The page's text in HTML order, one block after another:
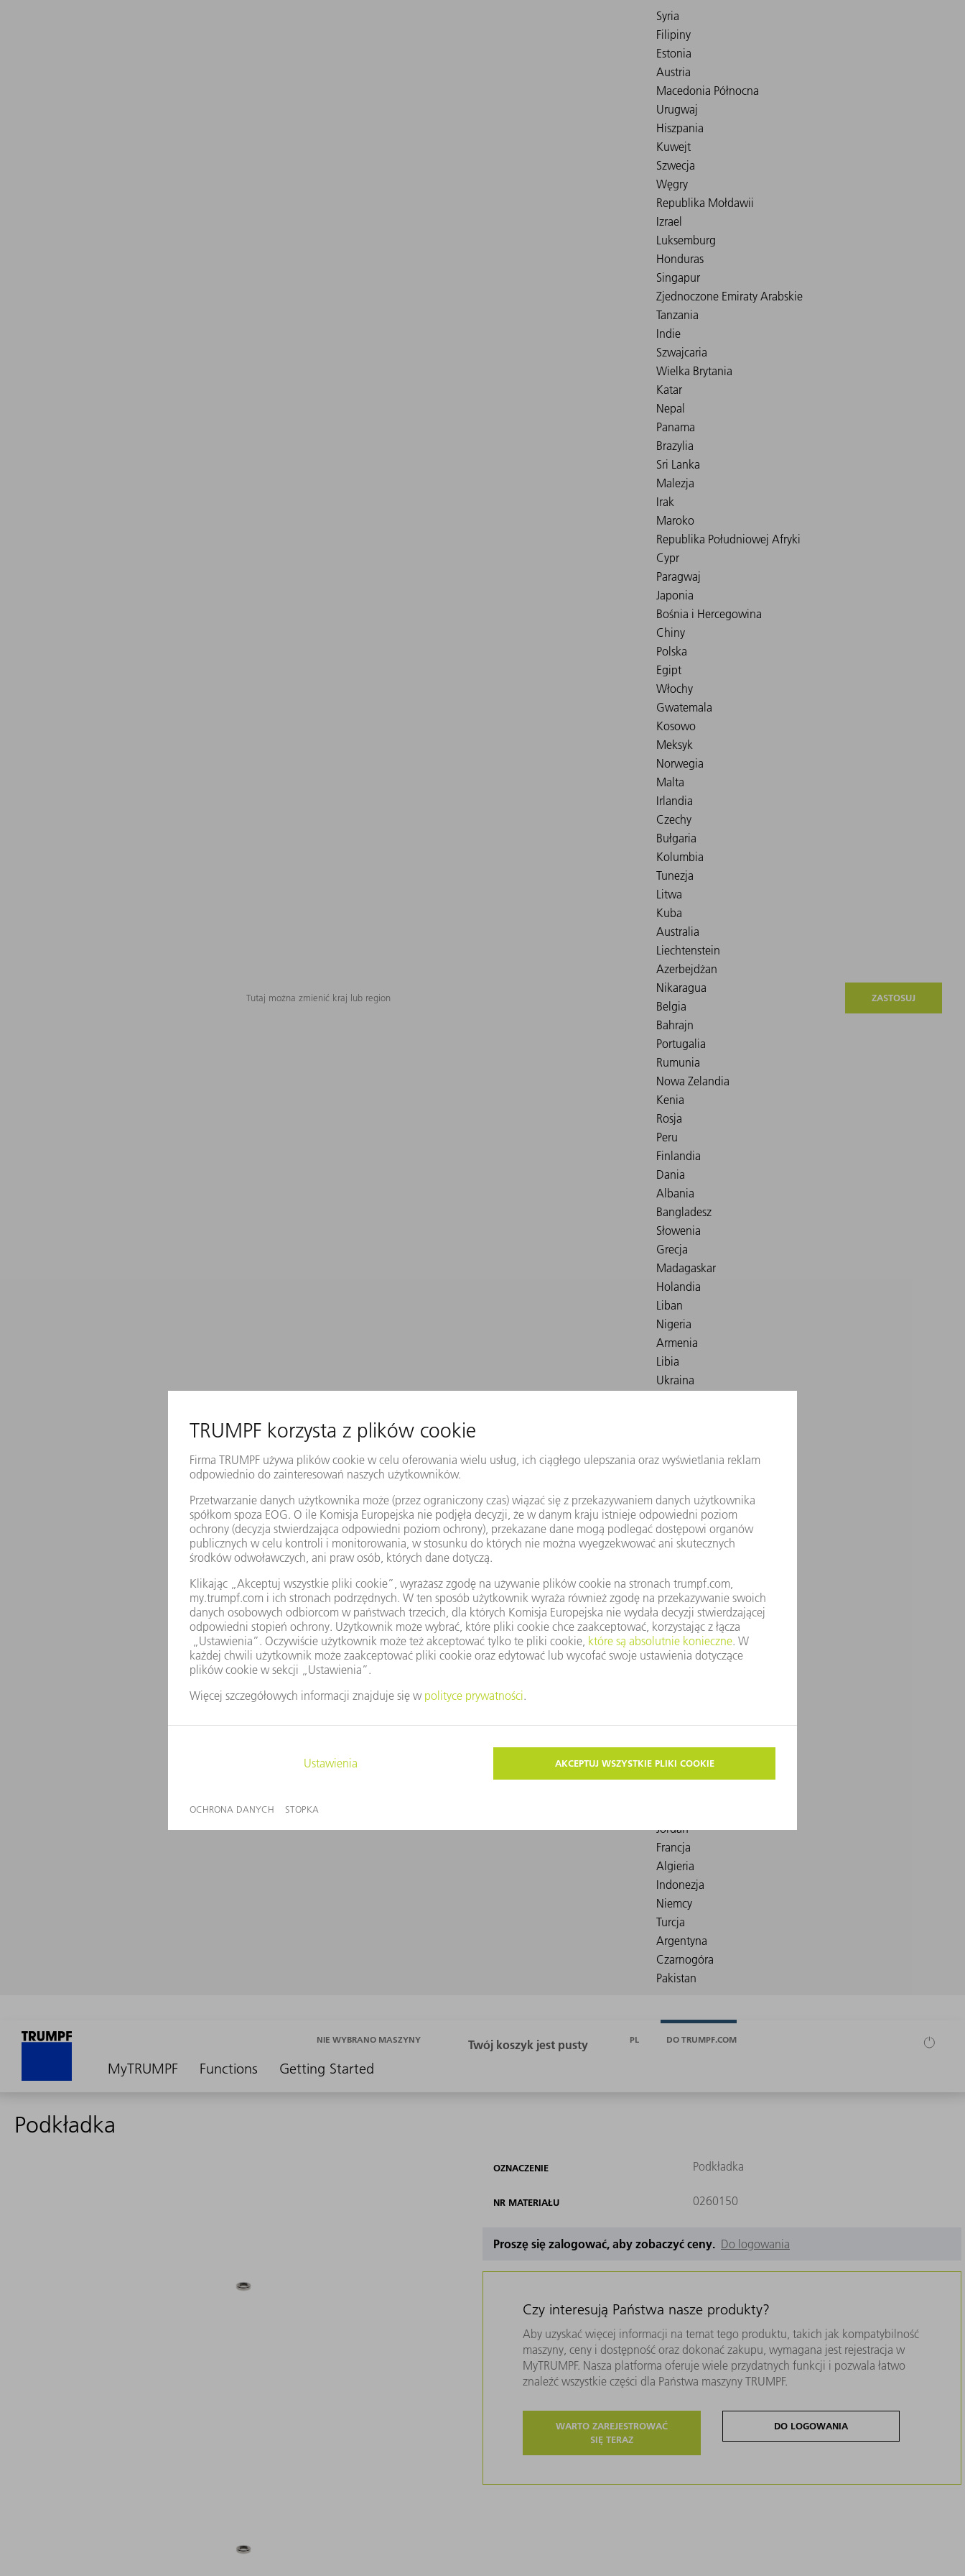
Tutaj można zmienić kraj lub region ZASTOSUJ
MyTRUMPF Functions Getting Started
NIE WYBRANO MASZYNY PL DO TRUMPF.COM
Podkładka
OZNACZENIE Podkładka
NR MATERIAŁU 0260150
Proszę się zalogować, aby zobaczyć ceny. Do logowania
Czy interesują Państwa nasze produkty?
Aby uzyskać więcej informacji na temat tego produktu, takich jak kompatybilność
maszyny, ceny i dostępność oraz dokonać zakupu, wymagana jest rejestracja w
MyTRUMPF. Nasza platforma oferuje wiele przydatnych funkcji i pozwala łatwo
znaleźć wszystkie części dla Państwa maszyny TRUMPF.
WARTO ZAREJESTROWAĆ
SIĘ TERAZ
DO LOGOWANIA